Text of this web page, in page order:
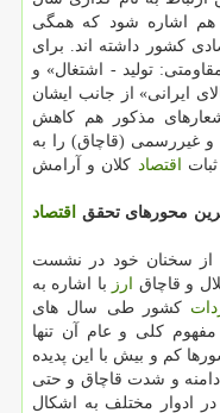
هم اشاره شود كه همگی
كشور داشته اند. برای
مقاومتی: تولید - اشتغال» و
ایرانی» از جانب ایشان
مذكور هم كاهش
غیررسمی (قاچاق) را به
اقتصاد كلان و آرامش
محورهای تحقق
اقتصاد
سخنان خود در نشست
و قاچاق ارز با اشاره به
كشور طی سال های
در مفهوم كلی و عام آن تنها
كم و بیش با این پدیده
دامنه و شدت قاچاق و حتی
ادوار مختلف به اشكال